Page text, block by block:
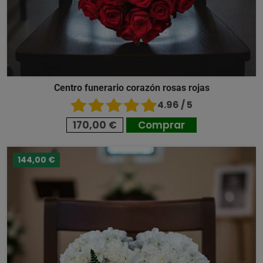
Centro funerario corazón rosas rojas
4.96 / 5
170,00 € Comprar
144,00 €